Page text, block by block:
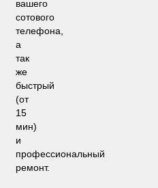
вашего
сотового
телефона,
а
так
же
быстрый
(от
15
мин)
и
профессиональный
ремонт.